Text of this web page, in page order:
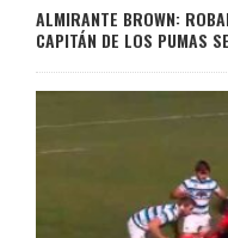
ALMIRANTE BROWN:
CAPITÁN DE LOS PUMAS